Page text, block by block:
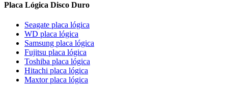
Placa Lógica Disco Duro
Seagate placa lógica
WD placa lógica
Samsung placa lógica
Fujitsu placa lógica
Toshiba placa lógica
Hitachi placa lógica
Maxtor placa lógica